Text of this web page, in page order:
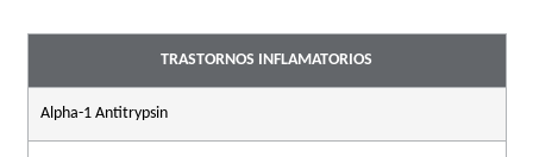
TRASTORNOS INFLAMATORIOS
Alpha-1 Antitrypsin